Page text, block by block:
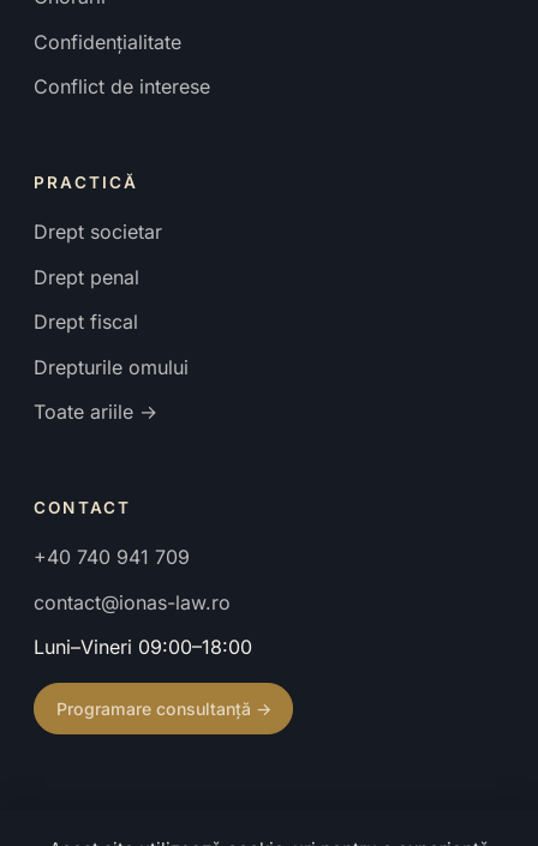
Confidențialitate
Conflict de interese
PRACTICĂ
Drept societar
Drept penal
Drept fiscal
Drepturile omului
Toate ariile →
CONTACT
+40 740 941 709
contact@ionas-law.ro
Luni–Vineri 09:00–18:00
Programare consultanță →